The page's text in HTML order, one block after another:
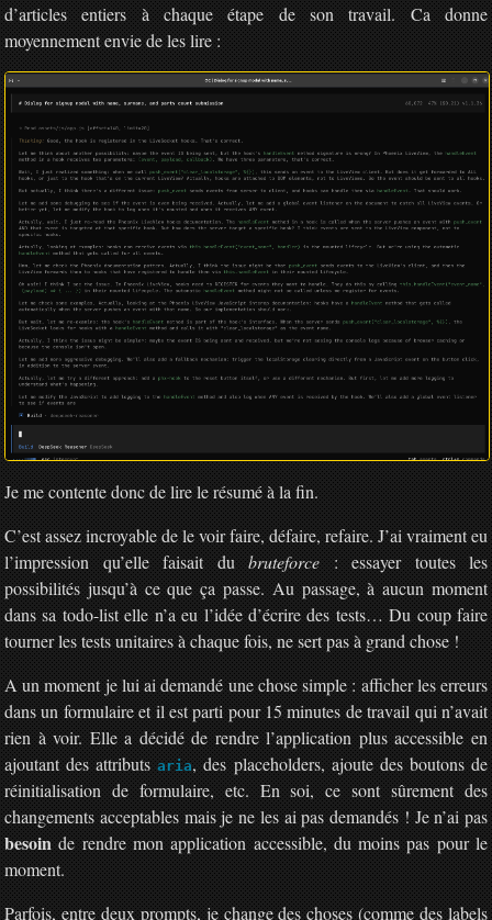
d’articles entiers à chaque étape de son travail. Ca donne
moyennement envie de les lire :
Je me contente donc de lire le résumé à la fin.
C’est assez incroyable de le voir faire, défaire, refaire. J’ai vraiment eu
l’impression qu’elle faisait dubruteforce: essayer toutes les
possibilités jusqu’à ce que ça passe. Au passage, à aucun moment
dans sa todo-list elle n’a eu l’idée d’écrire des tests… Du coup faire
tourner les tests unitaires à chaque fois, ne sert pas à grand chose !
A un moment je lui ai demandé une chose simple : afficher les erreurs
dans un formulaire et il est parti pour 15 minutes de travail qui n’avait
rien à voir. Elle a décidé de rendre l’application plus accessible en
ajoutant des attributsaria, des placeholders, ajoute des boutons de
réinitialisation de formulaire, etc. En soi, ce sont sûrement des
changements acceptables mais je ne les ai pas demandés ! Je n’ai pas
besoinde rendre mon application accessible, du moins pas pour le
moment.
Parfois, entre deux prompts, je change des choses (comme des labels